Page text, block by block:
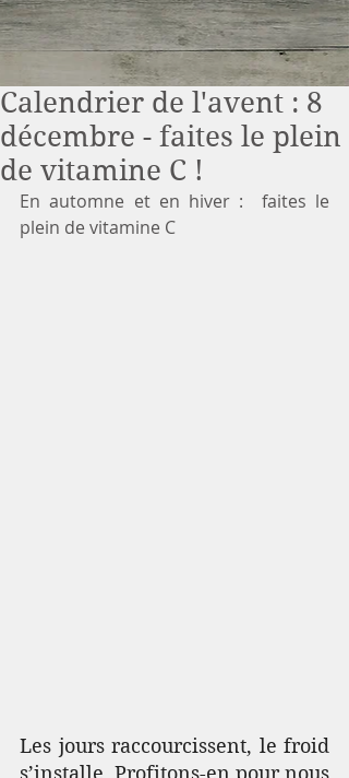
Calendrier de l'avent : 8
décembre - faites le plein
de vitamine C !
En automne et en hiver :  faites le
plein de vitamine C
Les jours raccourcissent, le froid